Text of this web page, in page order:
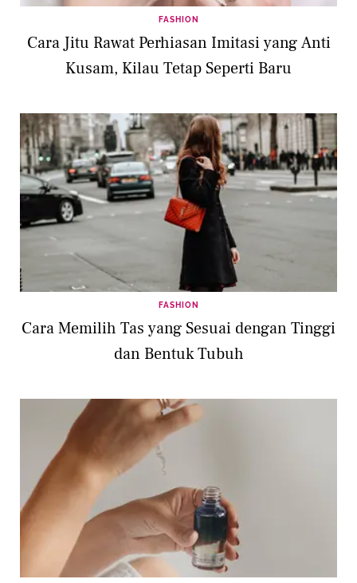
FASHION
Cara Jitu Rawat Perhiasan Imitasi yang Anti
Kusam, Kilau Tetap Seperti Baru
FASHION
Cara Memilih Tas yang Sesuai dengan Tinggi
dan Bentuk Tubuh